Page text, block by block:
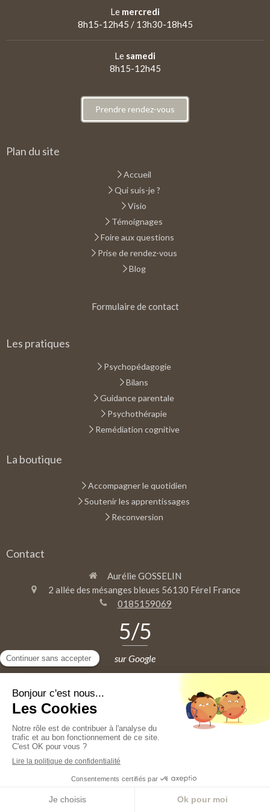
Le mercredi
8h15-12h45 / 13h30-18h45
Le samedi
8h15-12h45
Prendre rendez-vous
Plan du site
Accueil
Qui suis-je ?
Visio
Témoignages
Foire aux questions
Prise de rendez-vous
Blog
Formulaire de contact
Les pratiques
Psychopédagogie
Bilans
Guidance parentale
Psychothérapie
Remédiation cognitive
La boutique
Accompagner le quotidien
Soutenir les apprentissages
Reconversion
Contact
Aurélie GOSSELIN
2 allée des mésanges bleues 56130 Férel France
0185159069
5/5
sur Google
En vous abonnant à la newsletter, recevez, une fois par mois, du
contenu exclusif : les derniers articles du site, des idées lecture, des